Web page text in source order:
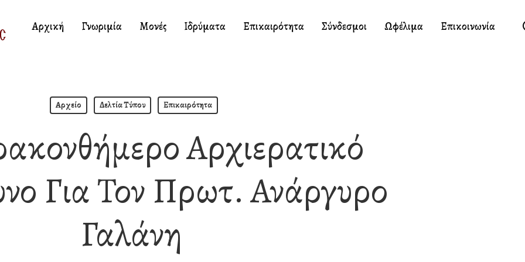
Αρχική Γνωριμία Μονές Ιδρύματα Επικαιρότητα Σύνδεσμοι Ωφέλιμα Επικοινωνία
Αρχείο Δελτία Τύπου Επικαιρότητα
Αρχιερατικό
Για Τον Πρωτ. Ανάργυρο
Γαλάνη